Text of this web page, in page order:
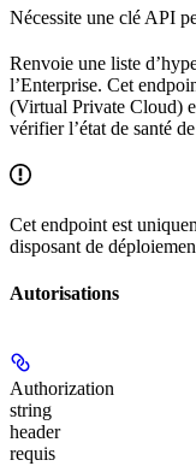
Nécessite une clé API
Renvoie une liste
l’Enterprise. Cet
(Virtual Private Cloud)
vérifier l’état de santé
Cet endpoint est
disposant de
Autorisations
Authorization
string
header
requis